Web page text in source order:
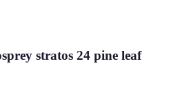
stratos 24 pine leaf